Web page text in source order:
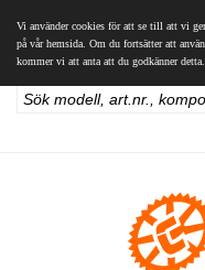
Vi använder cookies för att se till att vi
på vår hemsida. Om du fortsätter att
kommer vi att anta att du godkänner detta.